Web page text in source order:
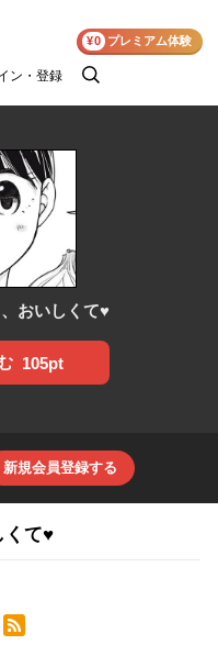
ン・登録
検
¥0 プレミアム体験
おいしくて♥
105pt
新規会員登録する
て♥
RSSフィード